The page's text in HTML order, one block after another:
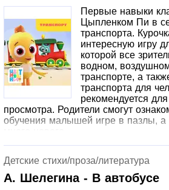
Первые навыки
Цыпленком Пи в
транспорта.
интересную игру
которой все
водном,
транспорте, а
транспорта для
рекомендуется
просмотра. Родители смогут
обучения малышей игре в пазлы,
Детские стихи/проза/литература
А. Шелегина - В автобусе